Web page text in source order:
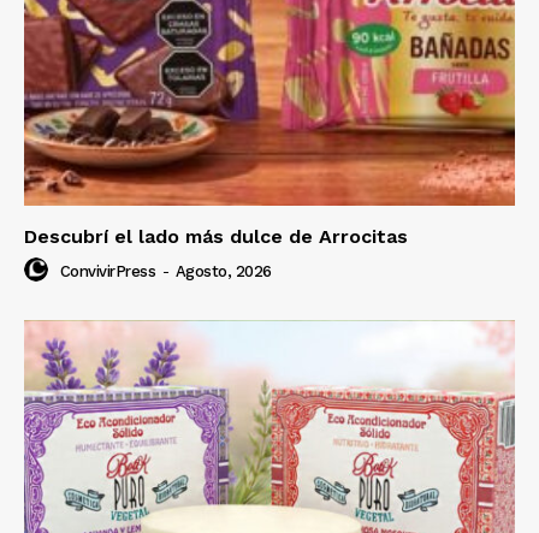
Descubrí el lado más dulce de Arrocitas
ConvivirPress - Agosto, 2026